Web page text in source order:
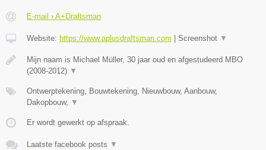
E-mail › A+Draftsman
Website: https://www.aplusdraftsman.com Screenshot ▼
Mijn naam is Michael Müller, 30 jaar oud en afgestudeerd MBO
(2008-2012) ▼
Ontwerptekening, Bouwtekening, Nieuwbouw, Aanbouw,
Dakopbouw, ▼
Er wordt gewerkt op afspraak.
Laatste facebook posts ▼